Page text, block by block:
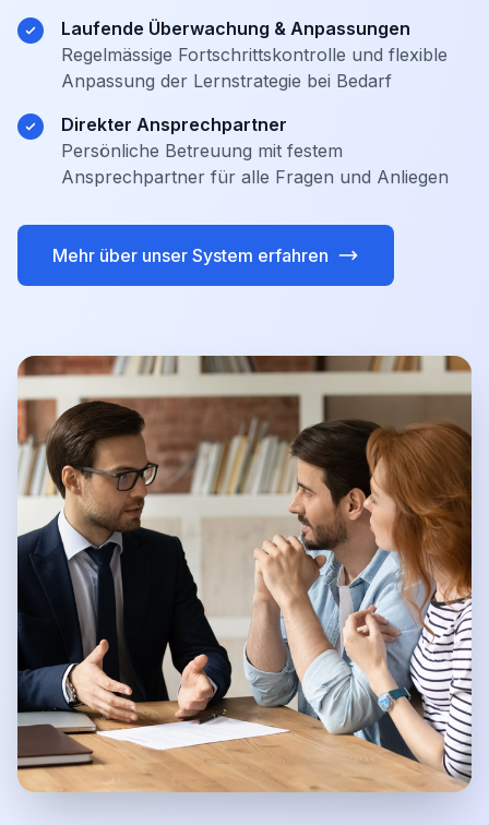
Laufende Überwachung & Anpassungen
Regelmässige Fortschrittskontrolle und flexible
Anpassung der Lernstrategie bei Bedarf
Direkter Ansprechpartner
Persönliche Betreuung mit festem
Ansprechpartner für alle Fragen und Anliegen
Mehr über unser System erfahren